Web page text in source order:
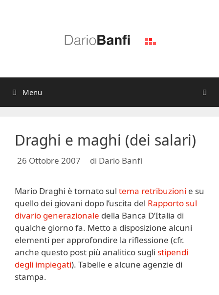
Menu
Draghi e maghi (dei salari)
26 Ottobre 2007 di Dario Banfi
Mario Draghi è tornato sul tema retribuzioni e su
quello dei giovani dopo l’uscita del Rapporto sul
divario generazionale della Banca D’Italia di
qualche giorno fa. Metto a disposizione alcuni
elementi per approfondire la riflessione (cfr.
anche questo post più analitico sugli stipendi
degli impiegati). Tabelle e alcune agenzie di
stampa.